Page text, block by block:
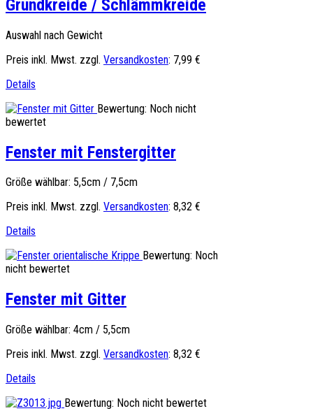
Grundkreide / Schlämmkreide
Auswahl nach Gewicht
Preis inkl. Mwst. zzgl. Versandkosten: 7,99 €
Details
Bewertung: Noch nicht
bewertet
Fenster mit Fenstergitter
Größe wählbar: 5,5cm / 7,5cm
Preis inkl. Mwst. zzgl. Versandkosten: 8,32 €
Details
Bewertung: Noch
nicht bewertet
Fenster mit Gitter
Größe wählbar: 4cm / 5,5cm
Preis inkl. Mwst. zzgl. Versandkosten: 8,32 €
Details
Bewertung: Noch nicht bewertet